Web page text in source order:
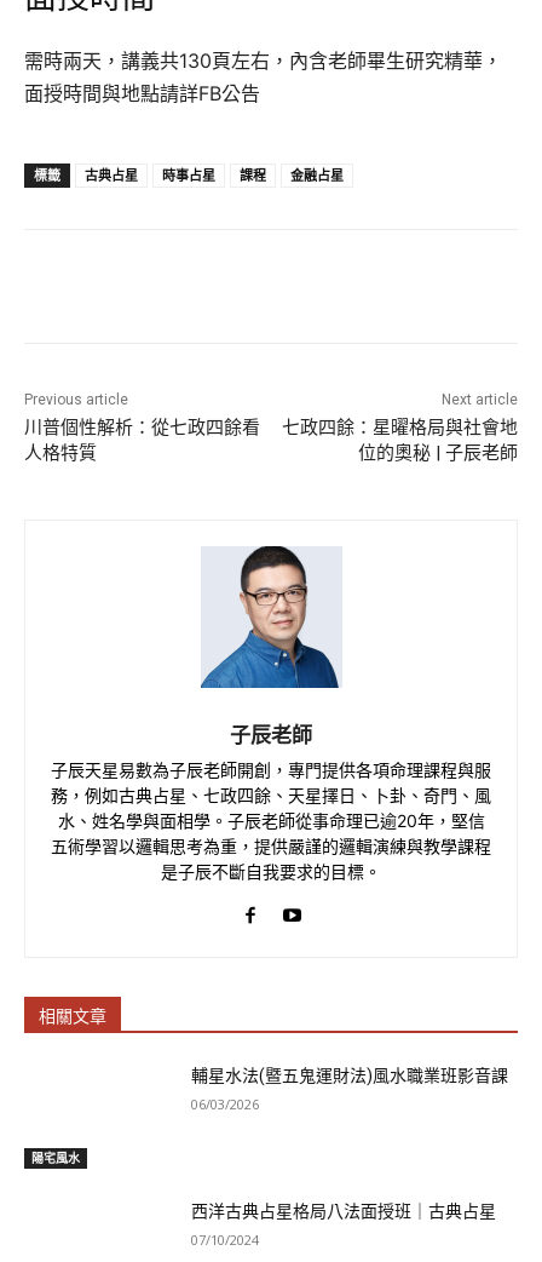
需時兩天，講義共130頁左右，內含老師畢生研究精華，
面授時間與地點請詳FB公告
標籤 古典占星 時事占星 課程 金融占星
Previous article
川普個性解析：從七政四餘看
人格特質
Next article
七政四餘：星曜格局與社會地
位的奧秘 | 子辰老師
子辰老師
子辰天星易數為子辰老師開創，專門提供各項命理課程與服
務，例如古典占星、七政四餘、天星擇日、卜卦、奇門、風
水、姓名學與面相學。子辰老師從事命理已逾20年，堅信
五術學習以邏輯思考為重，提供嚴謹的邏輯演練與教學課程
是子辰不斷自我要求的目標。
相關文章
陽宅風水
輔星水法(暨五鬼運財法)風水職業班影音課
06/03/2026
西洋古典占星格局八法面授班｜古典占星
07/10/2024